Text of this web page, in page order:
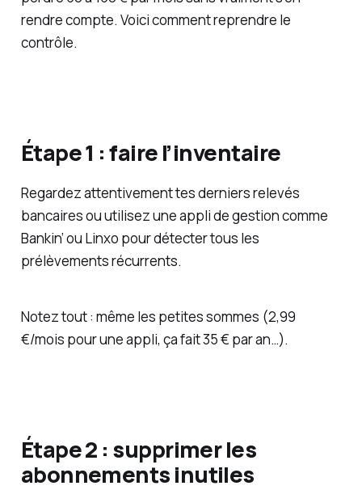
rendre compte. Voici comment reprendre le
contrôle.
Étape 1 : faire l’inventaire
Regardez attentivement tes derniers relevés
bancaires ou utilisez une appli de gestion comme
Bankin’ ou Linxo pour détecter tous les
prélèvements récurrents.
Notez tout : même les petites sommes (2,99
€/mois pour une appli, ça fait 35 € par an…).
Étape 2 : supprimer les
abonnements inutiles